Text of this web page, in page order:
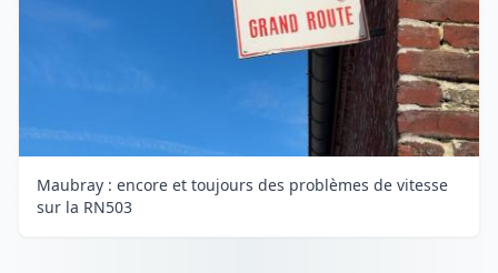
Maubray : encore et toujours des problèmes de vitesse
sur la RN503